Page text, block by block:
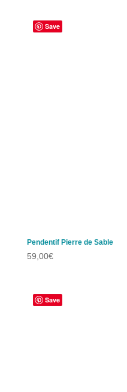
Save
Pendentif Pierre de Sable
59,00€
Save